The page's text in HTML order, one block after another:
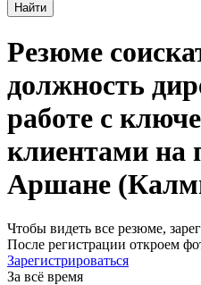
Найти
Резюме
должность
работе с
клиентами на
Аршане
Чтобы видеть все резюме,
После регистрации откроем
Зарегистрироваться
За всё время